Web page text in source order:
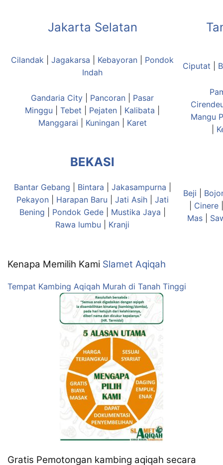
Jakarta Selatan
Cilandak Jagakarsa Kebayoran
Pondok
Indah
Ciputat
Gandaria City Pancoran
Pasar
Minggu
Tebet Pejaten Kalibata
Manggarai
Kuningan| Karet
Mangu
BEKASI
Bantar Gebang Bintara Jakasampurna
Pekayon| Harapan Baru Jati Asih| Jati
Bening
Pondok Gede| Mustika Jaya
Rawa lumbu
Kranji
Beji
Cinere
Mas|
Kenapa Memilih Kami Slamet Aqiqah
Tempat Kambing Aqiqah Murah di Tanah Tinggi
Gratis Pemotongan kambing aqiqah secara